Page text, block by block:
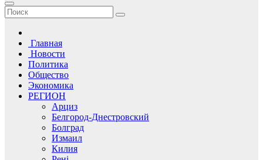
Главная
Новости
Политика
Общество
Экономика
РЕГИОН
Арциз
Белгород-Днестровский
Болград
Измаил
Килия